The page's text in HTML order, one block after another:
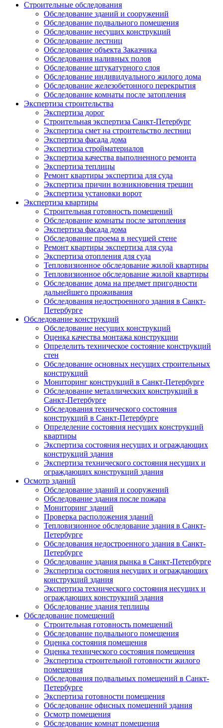
Строительные обследования
Обследование зданий и сооружений
Обследование подвального помещения
Обследование несущих конструкций
Обследование лестниц
Обследование объекта Заказчика
Обследования наливных полов
Обследование штукатурного слоя
Обследование индивидуального жилого дома
Обследование железобетонного перекрытия
Обследование комнаты после затопления
Экспертиза строительства
Экспертиза дорог
Строительная экспертиза Санкт-Петербург
Экспертиза смет на строительство лестниц
Экспертиза фасада дома
Экспертиза стройматериалов
Экспертиза качества выполненного ремонта
Экспертиза теплицы
Ремонт квартиры экспертиза для суда
Экспертиза причин возникновения трещин
Экспертиза установки ворот
Экспертиза квартиры
Строительная готовность помещений
Обследование комнаты после затопления
Экспертиза фасада дома
Обследование проема в несущей стене
Ремонт квартиры экспертиза для суда
Экспертиза отопления для суда
Тепловизионное обследование жилой квартиры
Тепловизионное обследование жилой квартиры
Обследование дома на предмет пригодности
дальнейшего проживания
Обследования недостроенного здания в Санкт-
Петербурге
Обследование конструкций
Обследование несущих конструкций
Оценка качества монтажа конструкции
Определить техническое состояние конструкций
стен
Обследование основных несущих строительных
конструкций
Мониторинг конструкций в Санкт-Петербурге
Обследование металлических конструкций в
Санкт-Петербурге
Обследования технического состояния
конструкций в Санкт-Петербурге
Определение состояния несущих конструкций
квартиры
Экспертиза состояния несущих и ограждающих
конструкций здания
Экспертиза технического состояния несущих и
ограждающих конструкций здания
Осмотр зданий
Обследование зданий и сооружений
Обследование здания после пожара
Мониторинг зданий
Проверка расположения зданий
Тепловизионное обследование здания в Санкт-
Петербурге
Обследования недостроенного здания в Санкт-
Петербурге
Обследование здания рынка в Санкт-Петербурге
Экспертиза состояния несущих и ограждающих
конструкций здания
Экспертиза технического состояния несущих и
ограждающих конструкций здания
Обследование здания теплицы
Обследование помещений
Строительная готовность помещений
Обследование подвального помещения
Оценка состояния помещения
Оценка технического состояния помещения
Экспертиза строительной готовности жилого
помещения
Обследования подвальных помещений в Санкт-
Петербурге
Экспертиза готовности помещения
Обследование офисных помещений здания
Осмотр помещения
Обследование комнат помещения